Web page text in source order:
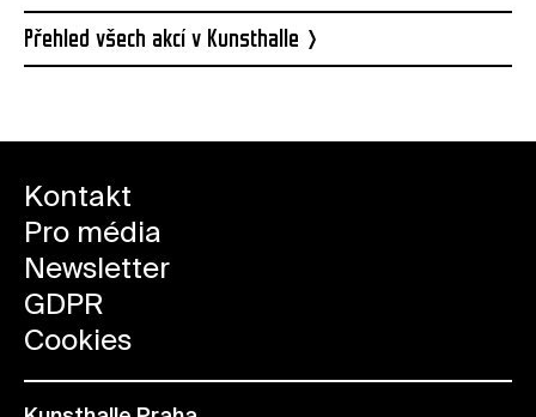
Přehled všech akcí v Kunsthalle
Kontakt
Pro média
Newsletter
GDPR
Cookies